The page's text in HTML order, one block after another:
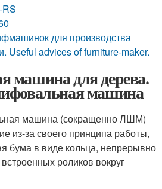
для производства
Useful advices of furniture-maker.
машина для дерева.
машина
машина (сокращенно ЛШМ)
из-за своего принципа работы,
бума в виде кольца, непрерывно
роликов вокруг